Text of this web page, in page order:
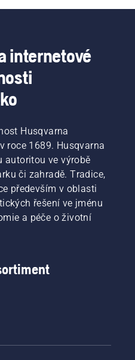
internetové
Husqvarna
roce 1689. Husqvarna
autoritou ve výrobě
či zahradě. Tradice,
především v oblasti
řešení ve jménu
a péče o životní